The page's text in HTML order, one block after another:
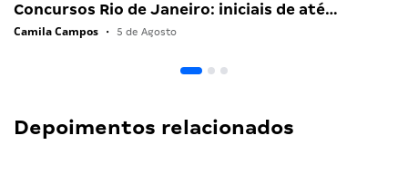
Concursos Rio de Janeiro: iniciais de até…
Camila Campos • 5 de Agosto
Depoimentos relacionados